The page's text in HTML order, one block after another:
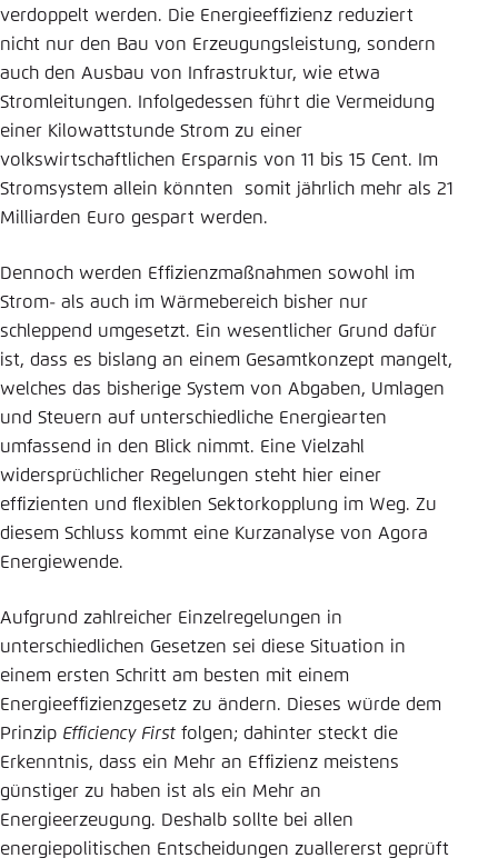
verdoppelt werden. Die Energieeffizienz reduziert
nicht nur den Bau von Erzeugungsleistung, sondern
auch den Ausbau von Infrastruktur, wie etwa
Stromleitungen. Infolgedessen führt die Vermeidung
einer Kilowattstunde Strom zu einer
volkswirtschaftlichen Ersparnis von 11 bis 15 Cent. Im
Stromsystem allein könnten somit jährlich mehr als 21
Milliarden Euro gespart werden.
Dennoch werden Effizienzmaßnahmen sowohl im
Strom- als auch im Wärmebereich bisher nur
schleppend umgesetzt. Ein wesentlicher Grund dafür
ist, dass es bislang an einem Gesamtkonzept mangelt,
welches das bisherige System von Abgaben, Umlagen
und Steuern auf unterschiedliche Energiearten
umfassend in den Blick nimmt. Eine Vielzahl
widersprüchlicher Regelungen steht hier einer
effizienten und flexiblen Sektorkopplung im Weg. Zu
diesem Schluss kommt eine Kurzanalyse von Agora
Energiewende.
Aufgrund zahlreicher Einzelregelungen in
unterschiedlichen Gesetzen sei diese Situation in
einem ersten Schritt am besten mit einem
Energieeffizienzgesetz zu ändern. Dieses würde dem
Prinzip Efficiency First folgen; dahinter steckt die
Erkenntnis, dass ein Mehr an Effizienz meistens
günstiger zu haben ist als ein Mehr an
Energieerzeugung. Deshalb sollte bei allen
energiepolitischen Entscheidungen zuallererst geprüft
Einstellung für diese Webseite im Browser
speichern
Übernehmen